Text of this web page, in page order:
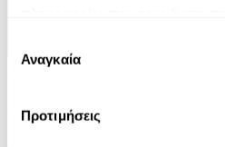
των υπηρεσιών τους.
συγκατάθεσης
Αναγκαία
Προτιμήσεις
Audiobook
Ο Μύθος της Αιωνιότητας